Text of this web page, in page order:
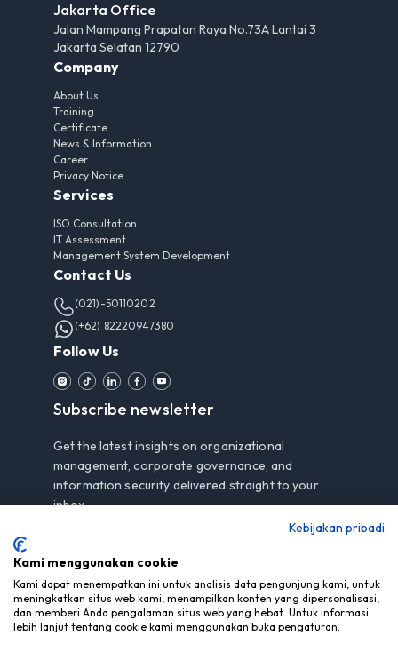
Jakarta Office
Jalan Mampang Prapatan Raya No.73A Lantai 3
Jakarta Selatan 12790
Company
About Us
Training
Certificate
News & Information
Career
Privacy Notice
Services
ISO Consultation
IT Assessment
Management System Development
Contact Us
(021)-50110202
(+62) 82220947380
Follow Us
Subscribe newsletter
Get the latest insights on organizational
management, corporate governance, and
information security delivered straight to your
inbox.
Subscribe
By subscribing, you agree to ourPrivacy Notice.
Kebijakan pribadi
Kami menggunakan cookie
Kami dapat menempatkan ini untuk analisis data pengunjung kami, untuk
meningkatkan situs web kami, menampilkan konten yang dipersonalisasi,
dan memberi Anda pengalaman situs web yang hebat. Untuk informasi
lebih lanjut tentang cookie kami menggunakan buka pengaturan.